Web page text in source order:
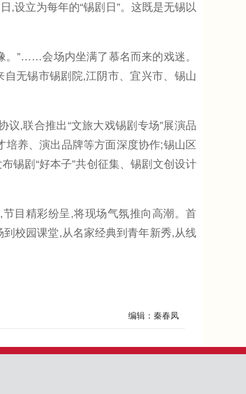
,设立为每年的“锡剧日”。这既是无锡以
”……会场内坐满了慕名而来的戏迷。
无锡市锡剧院,江阴市、宜兴市、锡山
,联合推出“文旅大戏锡剧专场”展演品
养、演出品牌等方面深度协作;锡山区
锡剧“好本子”共创征集、锡剧文创设计
目精彩纷呈,将现场气氛推向高潮。首
到校园课堂,从名家经典到青年新秀,从线
编辑：秦春凤